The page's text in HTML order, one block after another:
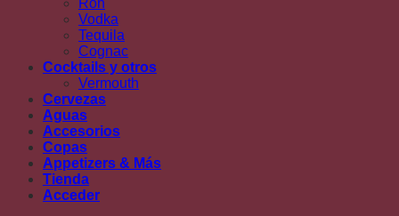
Ron
Vodka
Tequila
Cognac
Cocktails y otros
Vermouth
Cervezas
Aguas
Accesorios
Copas
Appetizers & Más
Tienda
Acceder